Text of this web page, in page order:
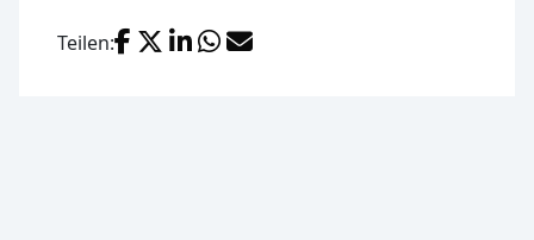
Teilen: Facebook
X (Twitter)
LinkedIn
WhatsApp